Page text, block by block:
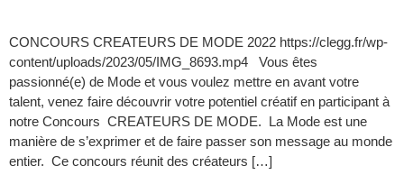
CONCOURS CREATEURS DE MODE 2022 https://clegg.fr/wp-
content/uploads/2023/05/IMG_8693.mp4 Vous êtes
passionné(e) de Mode et vous voulez mettre en avant votre
talent, venez faire découvrir votre potentiel créatif en participant à
notre Concours CREATEURS DE MODE. La Mode est une
manière de s’exprimer et de faire passer son message au monde
entier. Ce concours réunit des créateurs […]